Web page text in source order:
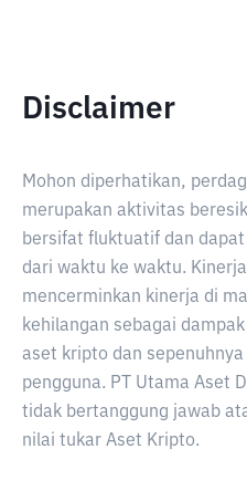
Disclaimer
Mohon diperhatikan,
merupakan aktivitas
bersifat fluktuatif dan
dari waktu ke waktu.
mencerminkan kinerja di
kehilangan sebagai
aset kripto dan
pengguna. PT Utama Aset
tidak bertanggung jawab
nilai tukar Aset Kripto.